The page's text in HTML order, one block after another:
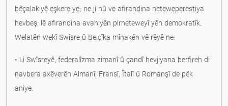
bêçalakiyê eşkere ye: ne ji nû ve afirandina neteweperestiya
hevbeş, lê afirandina avahiyên pirneteweyî yên demokratîk.
Welatên wekî Swîsre û Belçîka mînakên vê rêyê ne:
• Li Swîsreyê, federalîzma zimanî û çandî hevjiyana berfireh di
navbera axêverên Almanî, Fransî, Îtalî û Romanşî de pêk
aniye.